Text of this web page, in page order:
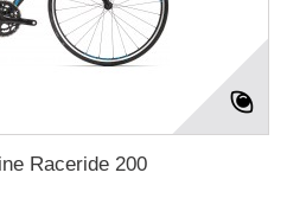
Raceride 200